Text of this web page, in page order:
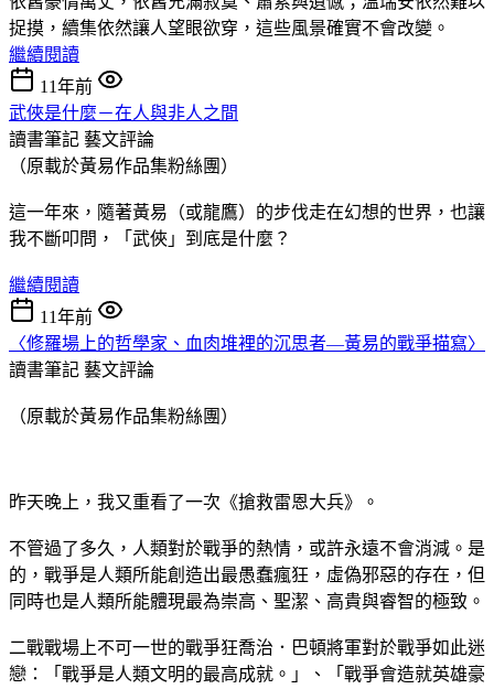
捉摸，續集依然讓人望眼欲穿，這些風景確實不會改變。
繼續閱讀
11年前
武俠是什麼－在人與非人之間
讀書筆記 藝文評論
（原載於黃易作品集粉絲團）
這一年來，隨著黃易（或龍鷹）的步伐走在幻想的世界，也讓
我不斷叩問，「武俠」到底是什麼？
繼續閱讀
11年前
〈修羅場上的哲學家、血肉堆裡的沉思者—黃易的戰爭描寫〉
讀書筆記 藝文評論
（原載於黃易作品集粉絲團）
昨天晚上，我又重看了一次《搶救雷恩大兵》。
不管過了多久，人類對於戰爭的熱情，或許永遠不會消減。是
的，戰爭是人類所能創造出最愚蠢瘋狂，虛偽邪惡的存在，但
同時也是人類所能體現最為崇高、聖潔、高貴與睿智的極致。
二戰戰場上不可一世的戰爭狂喬治．巴頓將軍對於戰爭如此迷
戀：「戰爭是人類文明的最高成就。」、「戰爭會造就英雄豪